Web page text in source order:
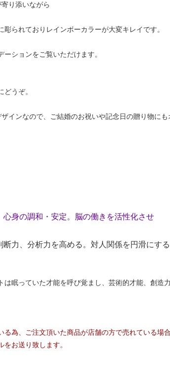
り添いながら
られておりレインボーカラーが大変キレイです。
ションをご覧いただけます。
うぞ。
インなので、ご結婚のお祝いや記念日の贈り物にも
心身の調和・安定。脳の働きを活性化させ
力、分析力を高める。対人関係を円滑にする
は眠っていた才能を呼び覚まし、芸術的才能、創造
為、ご注文頂いた商品が店舗の方で売れている場合
お送り致します。